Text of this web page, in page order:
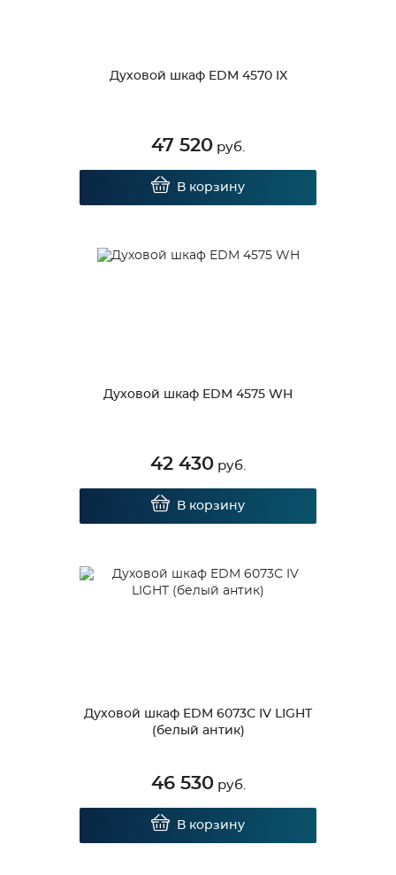
Духовой шкаф EDM 4570 IX
47 520 руб.
В корзину
Духовой шкаф EDM 4575 WH
42 430 руб.
В корзину
Духовой шкаф EDM 6073С IV LIGHT
(белый антик)
46 530руб.
В корзину